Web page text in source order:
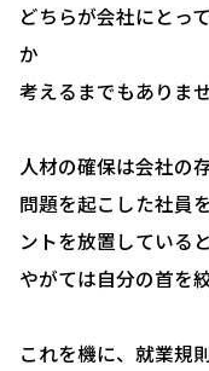
労務システム
お客様の声
会社概要
お問い合わせ・
どちらが会社にとっ
か
考えるまでもありま
人材の確保は会社の
問題を起こした社員
ントを放置していると
やがては自分の首を
これを機に、就業規